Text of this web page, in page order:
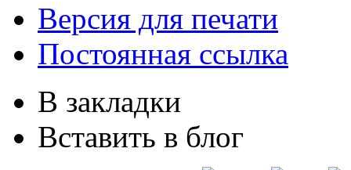
Версия для печати
Постоянная ссылка
В закладки
Вставить в блог